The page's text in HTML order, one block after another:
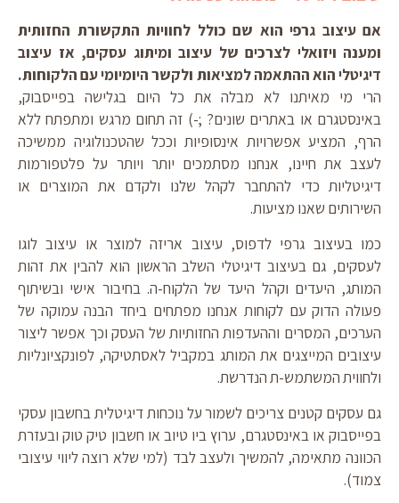
אם עיצוב גרפי הוא שם כולל לחוויות התקשורת החזותית
ומענה ויזואלי לצרכים של עיצוב ומיתוג עסקים, אז עיצוב
דיגיטלי הוא ההתאמה למציאות ולקשר היומיומי עם הלקוחות.
הרי מי מאיתנו לא מבלה את כל היום בגלישה בפייסבוק,
באינסטגרם או באתרים שונים? ;-) זה תחום מרגש ומתפתח ללא
הרף, המציע אפשרויות אינסופיות וככל שהטכנולוגיה ממשיכה
לעצב את חיינו, אנחנו מסתמכים יותר ויותר על פלטפורמות
דיגיטליות כדי להתחבר לקהל שלנו ולקדם את המוצרים או
השירותים שאנו מציעות.
כמו בעיצוב גרפי לדפוס, עיצוב אריזה למוצר או עיצוב לוגו
לעסקים, גם בעיצוב דיגיטלי השלב הראשון הוא להבין את זהות
המותג, היעדים וקהל היעד של הלקוח-ה. בחיבור אישי ובשיתוף
פעולה הדוק עם לקוחות אנחנו מפתחים ביחד הבנה עמוקה של
הערכים, המסרים וההעדפות החזותיות של העסק וכך אפשר ליצור
עיצובים המייצגים את המותג במקביל לאסתטיקה, לפונקציונליות
ולחווית המשתמש-ת הנדרשת.
גם עסקים קטנים צריכים לשמור על נוכחות דיגיטלית בחשבון עסקי
בפייסבוק או באינסטגרם, ערוץ ביו טיוב או חשבון טיק טוק ובעזרת
הכוונה מתאימה, להמשיך ולעצב לבד (למי שלא רוצה ליווי עיצובי
צמוד).